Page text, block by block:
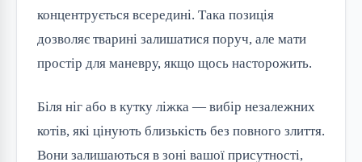
концентрується всередині. Така позиція
дозволяє тварині залишатися поруч, але мати
простір для маневру, якщо щось насторожить.
Біля ніг або в кутку ліжка — вибір незалежних
котів, які цінують близькість без повного злиття.
Вони залишаються в зоні вашої присутності,